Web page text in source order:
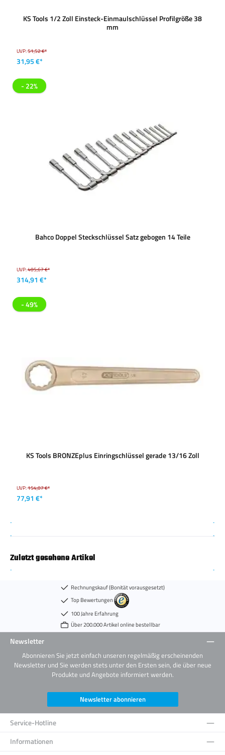
KS Tools 1/2 Zoll Einsteck-Einmaulschlüssel Profilgröße 38
mm
UVP:51,52 €*
31,95 €*
- 22%
Bahco Doppel Steckschlüssel Satz gebogen 14 Teile
UVP:405,67 €*
314,91 €*
- 49%
KS Tools BRONZEplus Einringschlüssel gerade 13/16 Zoll
UVP:154,07 €*
77,91 €*
Zuletzt gesehene Artikel
Rechnungskauf (Bonität vorausgesetzt)
Top Bewertungen
100 Jahre Erfahrung
Über 200.000 Artikel online bestellbar
Newsletter
Abonnieren Sie jetzt einfach unseren regelmäßig erscheinenden
Newsletter und Sie werden stets unter den Ersten sein, die über neue
Produkte und Angebote informiert werden.
Newsletter abonnieren
Service-Hotline
Informationen